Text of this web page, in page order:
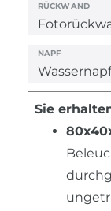
RÜCKWAND
NAPF
Sie